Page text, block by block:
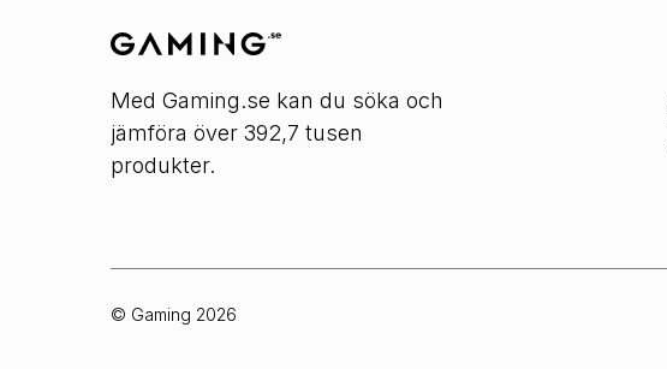
Med Gaming.se kan du söka och
jämföra över 392,7 tusen
produkter.
© Gaming 2026